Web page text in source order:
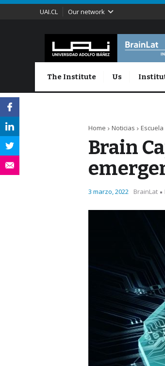
UAI.CL Our network
The Institute Us
Home Noticias
Brain
3 marzo, 2022 BrainLat